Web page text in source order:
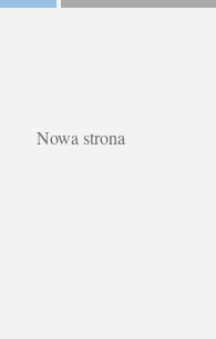
Nowa strona